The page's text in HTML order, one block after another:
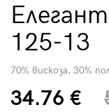
125-13
70% вискоза, 30%
34.76 €